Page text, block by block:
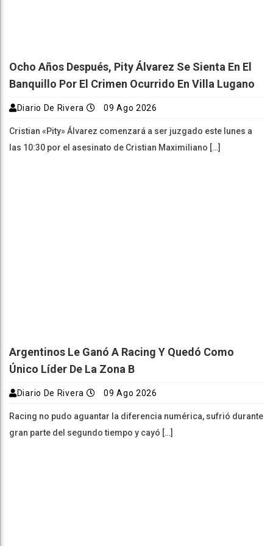
Ocho Años Después, Pity Álvarez Se Sienta En El
Banquillo Por El Crimen Ocurrido En Villa Lugano
Diario De Rivera 09 Ago 2026
Cristian «Pity» Álvarez comenzará a ser juzgado este lunes a
las 10:30 por el asesinato de Cristian Maximiliano […]
Argentinos Le Ganó A Racing Y Quedó Como
Único Líder De La Zona B
Diario De Rivera 09 Ago 2026
Racing no pudo aguantar la diferencia numérica, sufrió durante
gran parte del segundo tiempo y cayó […]